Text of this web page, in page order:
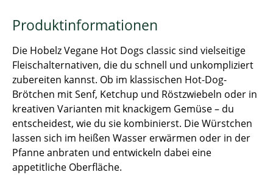
Produktinformationen
Die Hobelz Vegane Hot Dogs classic sind vielseitige
Fleischalternativen, die du schnell und unkompliziert
zubereiten kannst. Ob im klassischen Hot-Dog-
Brötchen mit Senf, Ketchup und Röstzwiebeln oder in
kreativen Varianten mit knackigem Gemüse – du
entscheidest, wie du sie kombinierst. Die Würstchen
lassen sich im heißen Wasser erwärmen oder in der
Pfanne anbraten und entwickeln dabei eine
appetitliche Oberfläche.